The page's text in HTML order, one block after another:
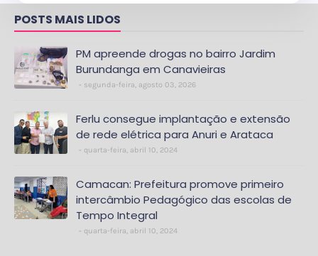
POSTS MAIS LIDOS
PM apreende drogas no bairro Jardim
Burundanga em Canavieiras
segunda-feira, agosto 03, 2026
Ferlu consegue implantação e extensão
de rede elétrica para Anuri e Arataca
quarta-feira, abril 10, 2024
Camacan: Prefeitura promove primeiro
intercâmbio Pedagógico das escolas de
Tempo Integral
quarta-feira, abril 10, 2024